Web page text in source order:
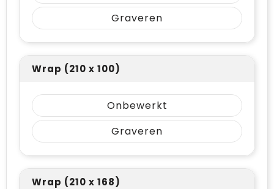
Graveren
Wrap (210 x 100)
Onbewerkt
Graveren
Wrap (210 x 168)